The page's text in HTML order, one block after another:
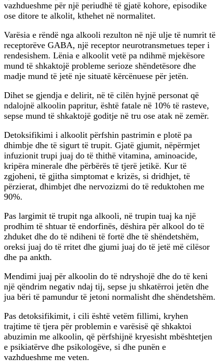
vazhdueshme për një periudhë të gjatë kohore, episodike
ose ditore te alkolit, kthehet në normalitet.
Varësia e rëndë nga alkooli rezulton në një ulje të numrit të
receptorëve GABA, një receptor neurotransmetues teper i
rendesishem. Lënia e alkoolit vetë pa ndihmë mjekësore
mund të shkaktojë probleme serioze shëndetësore dhe
madje mund të jetë nje situatë kërcënuese për jetën.
Dihet se gjendja e delirit, në të cilën hyjnë personat që
ndalojnë alkoolin papritur, është fatale në 10% të rasteve,
sepse mund të shkaktojë goditje në tru ose atak në zemër.
Detoksifikimi i alkoolit përfshin pastrimin e plotë pa
dhimbje dhe të sigurt të trupit. Gjatë gjumit, nëpërmjet
infuzionit trupi juaj do të thithë vitamina, aminoacide,
kripëra minerale dhe përbërës të tjerë jetikë. Kur të
zgjoheni, të gjitha simptomat e krizës, si dridhjet, të
përzierat, dhimbjet dhe nervozizmi do të reduktohen me
90%.
Pas largimit të trupit nga alkooli, në trupin tuaj ka një
prodhim të shtuar të endorfinës, dëshira për alkool do të
zhduket dhe do të ndiheni të fortë dhe të shëndetshëm,
oreksi juaj do të rritet dhe gjumi juaj do të jetë më cilësor
dhe pa ankth.
Mendimi juaj për alkoolin do të ndryshojë dhe do të keni
një qëndrim negativ ndaj tij, sepse ju shkatërroi jetën dhe
jua bëri të pamundur të jetoni normalisht dhe shëndetshëm.
Pas detoksifikimit, i cili është vetëm fillimi, kryhen
trajtime të tjera për problemin e varësisë që shkaktoi
abuzimin me alkoolin, që përfshijnë kryesisht mbështetjen
e psikiatërve dhe psikologëve, si dhe punën e
vazhdueshme me veten.